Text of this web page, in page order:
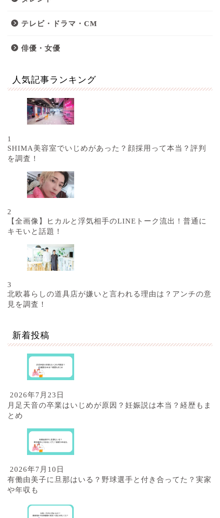
テレビ・ドラマ・CM
俳優・女優
人気記事ランキング
1
SHIMA美容室でいじめがあった？顔採用って本当？評判
を調査！
2
【全画像】ヒカルと浮気相手のLINEトーク流出！普通に
キモいと話題！
3
北欧暮らしの道具店が嫌いと言われる理由は？アンチの意
見を調査！
新着投稿
2026年7月23日
月足天音の卒業はいじめが原因？妊娠説は本当？経歴もま
とめ
2026年7月10日
有働由美子に旦那はいる？野球選手と付き合ってた？実家
や年収も